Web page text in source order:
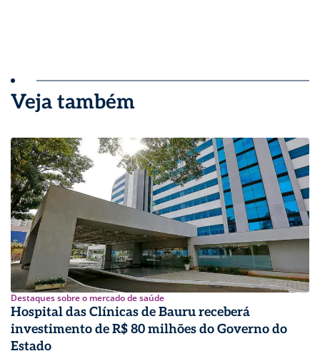
Veja também
Destaques sobre o mercado de saúde
Hospital das Clínicas de Bauru receberá
investimento de R$ 80 milhões do Governo do
Estado